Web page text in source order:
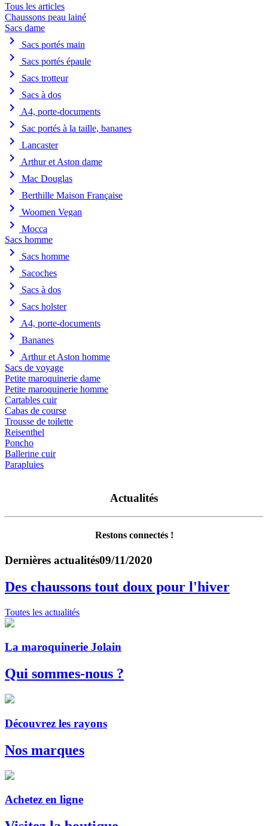
Tous les articles
Chaussons peau lainé
Sacs dame
chevron_right Sacs portés main
chevron_right Sacs portés épaule
chevron_right Sacs trotteur
chevron_right Sacs à dos
chevron_right A4, porte-documents
chevron_right Sac portés à la taille, bananes
chevron_right Lancaster
chevron_right Arthur et Aston dame
chevron_right Mac Douglas
chevron_right Berthille Maison Française
chevron_right Woomen Vegan
chevron_right
Mocca
Sacs homme
chevron_right Sacs homme
chevron_right Sacoches
chevron_right Sacs à dos
chevron_right Sacs holster
chevron_right A4, porte-documents
chevron_right Bananes
chevron_right
Arthur et Aston homme
Sacs de voyage
Petite maroquinerie dame
Petite maroquinerie homme
Cartables cuir
Cabas de course
Trousse de toilette
Reisenthel
Poncho
Ballerine cuir
Parapluies
Actualités
Restons connectés !
Dernières actualités09/11/2020
Des chaussons tout doux pour l'hiver
Toutes les actualités
La maroquinerie Jolain
Qui sommes-nous ?
Découvrez les rayons
Nos marques
Achetez en ligne